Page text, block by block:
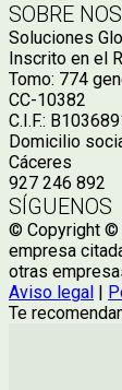
SOBRE
Soluciones
Inscrito en el
Tomo: 774
CC-10382
C.I.F.:
Domicilio
Cáceres
927 246 892
SÍGUENOS
© Copyright ©
empresa
otras
Aviso legal
Te